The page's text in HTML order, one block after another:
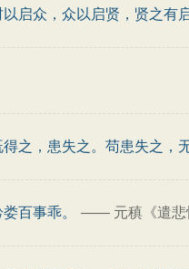
启众，众以启贤，贤之有
之，患失之。苟患失之，
百事乖。 —— 元稹《遣悲